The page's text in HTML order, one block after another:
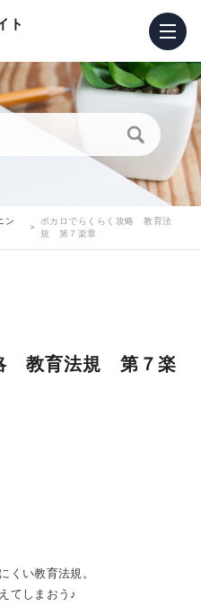
ト
ン
ボカロでらくらく攻略 教育法
規 第７楽章
教育法規 第７楽
くい教育法規。
てしまおう♪